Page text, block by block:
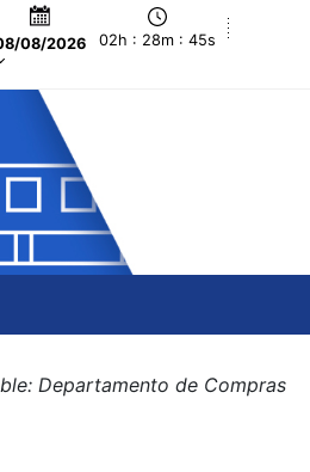
08/2026 02h : 28m : 45s
Departamento de Compras